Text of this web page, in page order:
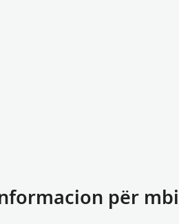
për